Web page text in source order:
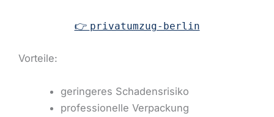
👉 privatumzug-berlin
Vorteile:
geringeres Schadensrisiko
professionelle Verpackung